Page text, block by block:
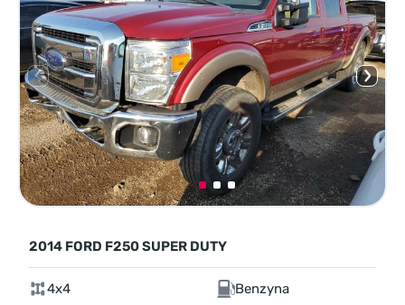
2014 FORD F250 SUPER DUTY
4x4
Benzyna